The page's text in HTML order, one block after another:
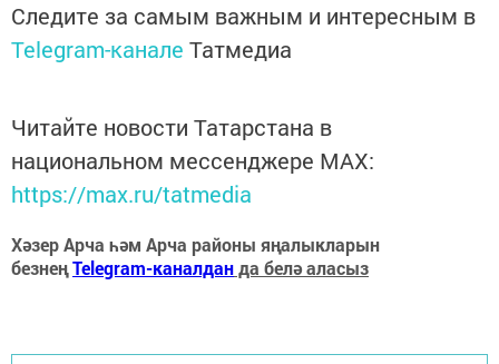
Следите за самым важным и интересным в
Telegram-канале Татмедиа
Читайте новости Татарстана в
национальном мессенджере MАХ:
https://max.ru/tatmedia
Хәзер Арча һәм Арча районы яңалыкларын
безнеңTelegram-каналданда белә аласыз